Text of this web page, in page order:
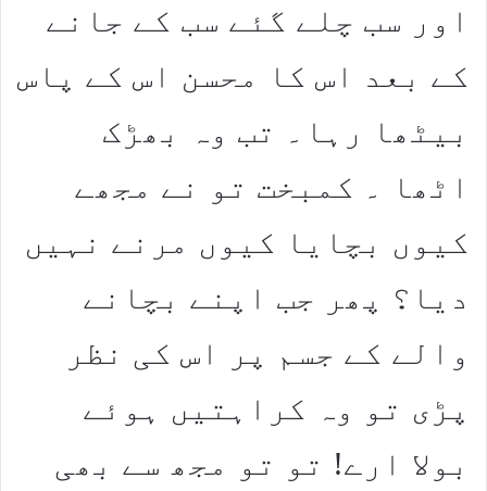
اور سب چلے گئے سب کے جانے
کے بعد اس کا محسن اس کے پاس
بیٹھا رہا۔ تب وہ بھڑک
اٹھا ۔ کمبخت تو نے مجھے
کیوں بچایا کیوں مرنے نہیں
دیا؟ پھر جب اپنے بچانے
والے کے جسم پر اس کی نظر
پڑی تو وہ کراہتیں ہوئے
بولا ارے! تو تو مجھ سے بھی